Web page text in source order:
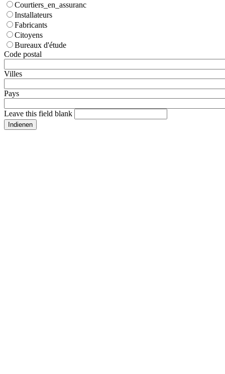
Courtiers_en_assuranc
Installateurs
Fabricants
Citoyens
Bureaux d'étude
Code postal
Villes
Pays
Leave this field blank
Indienen